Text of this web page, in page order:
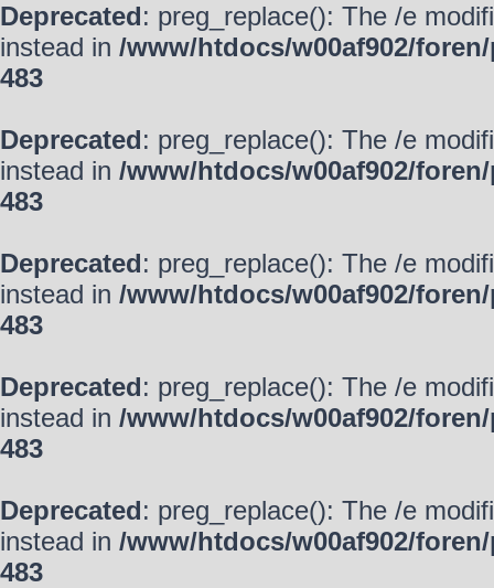
Deprecated: preg_replace(): The /e
instead in /www/htdocs/w00af902/
483
Deprecated: preg_replace(): The /e
instead in /www/htdocs/w00af902/
483
Deprecated: preg_replace(): The /e
instead in /www/htdocs/w00af902/
483
Deprecated: preg_replace(): The /e
instead in /www/htdocs/w00af902/
483
Deprecated: preg_replace(): The /e
instead in /www/htdocs/w00af902/
483